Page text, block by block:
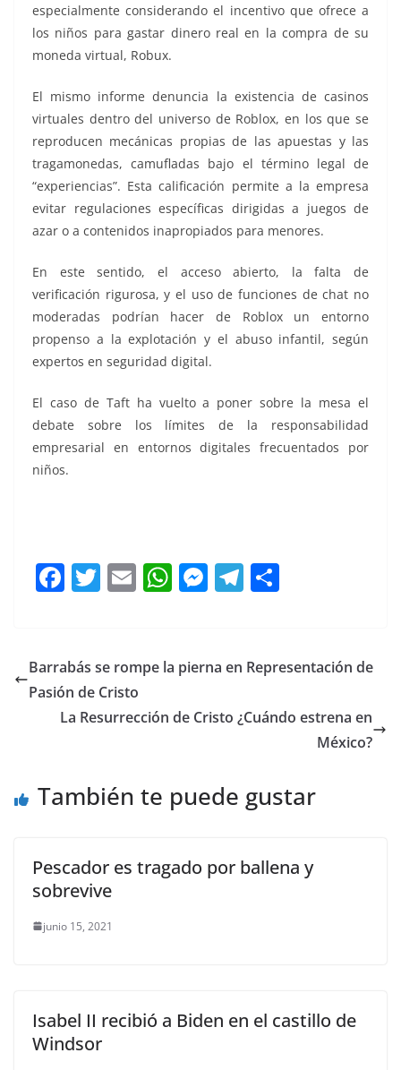
especialmente considerando el incentivo que ofrece a
los niños para gastar dinero real en la compra de su
moneda virtual, Robux.
El mismo informe denuncia la existencia de casinos
virtuales dentro del universo de Roblox, en los que se
reproducen mecánicas propias de las apuestas y las
tragamonedas, camufladas bajo el término legal de
“experiencias”. Esta calificación permite a la empresa
evitar regulaciones específicas dirigidas a juegos de
azar o a contenidos inapropiados para menores.
En este sentido, el acceso abierto, la falta de
verificación rigurosa, y el uso de funciones de chat no
moderadas podrían hacer de Roblox un entorno
propenso a la explotación y el abuso infantil, según
expertos en seguridad digital.
El caso de Taft ha vuelto a poner sobre la mesa el
debate sobre los límites de la responsabilidad
empresarial en entornos digitales frecuentados por
niños.
F
e
b
o
T
er
E
l
W
s
p
M
e
g
T
gr
m
p
tir
Barrabás se rompe la pierna en Representación de
Pasión de Cristo
La Resurrección de Cristo ¿Cuándo estrena en
México?
También te puede gustar
Pescador es tragado por ballena y
sobrevive
junio 15, 2021
Isabel II recibió a Biden en el castillo de
Windsor